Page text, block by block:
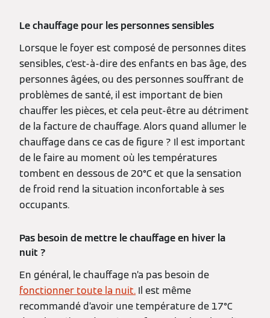
Le chauffage pour les personnes sensibles
Lorsque le foyer est composé de personnes dites
sensibles, c’est-à-dire des enfants en bas âge, des
personnes âgées, ou des personnes souffrant de
problèmes de santé, il est important de bien
chauffer les pièces, et cela peut-être au détriment
de la facture de chauffage. Alors quand allumer le
chauffage dans ce cas de figure ? Il est important
de le faire au moment où les températures
tombent en dessous de 20°C et que la sensation
de froid rend la situation inconfortable à ses
occupants.
Pas besoin de mettre le chauffage en hiver la
nuit ?
En général, le chauffage n’a pas besoin de
fonctionner toute la nuit. Il est même
recommandé d’avoir une température de 17°C